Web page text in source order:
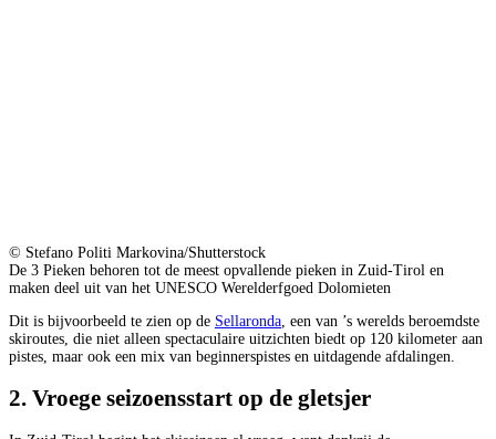
© Stefano Politi Markovina/Shutterstock
De 3 Pieken behoren tot de meest opvallende pieken in Zuid-Tirol en
maken deel uit van het UNESCO Werelderfgoed Dolomieten
Dit is bijvoorbeeld te zien op de Sellaronda , een van ’s werelds beroemdste
skiroutes, die niet alleen spectaculaire uitzichten biedt op 120 kilometer aan
pistes, maar ook een mix van beginnerspistes en uitdagende afdalingen.
2. Vroege seizoensstart op de gletsjer